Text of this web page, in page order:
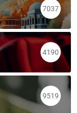
7037
4190
9519